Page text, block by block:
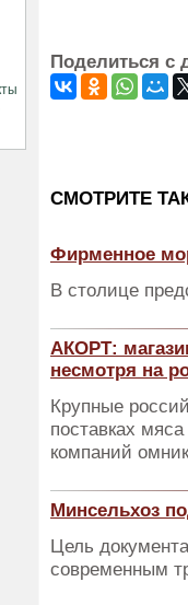
Поделиться с
CМОТРИТЕ
Фирменное
В столице
АКОРТ:
несмотря на
Крупные
поставках
компаний
Минсельхоз
Цель
современным